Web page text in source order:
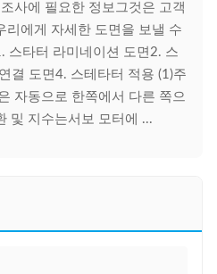
사에 필요한 정보그것은 고객
리에게 자세한 도면을 보낼 수
스타터 라미네이션 도면2. 스
결 도면4. 스테타터 적용 (1)주
자동으로 한쪽에서 다른 쪽으
및 지수는서보 모터에 ...